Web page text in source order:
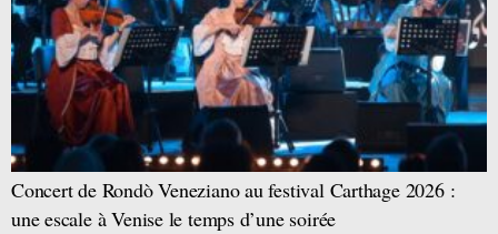
Concert de Rondò Veneziano au festival Carthage 2026 :
une escale à Venise le temps d’une soirée